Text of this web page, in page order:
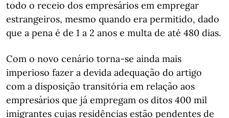
todo o receio dos empresários em empregar
estrangeiros, mesmo quando era permitido, dado
que a pena é de 1 a 2 anos e multa de até 480 dias.
Com o novo cenário torna-se ainda mais
imperioso fazer a devida adequação do artigo
com a disposição transitória em relação aos
empresários que já empregam os ditos 400 mil
imigrantes cujas residências estão pendentes de